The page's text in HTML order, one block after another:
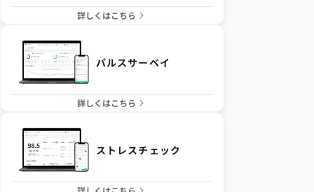
詳しくはこちら
パルスサーベイ
詳しくはこちら
ストレスチェック